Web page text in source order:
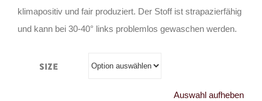
klimapositiv und fair produziert. Der Stoff ist strapazierfähig
und kann bei 30-40° links problemlos gewaschen werden.
Size
Auswahl aufheben